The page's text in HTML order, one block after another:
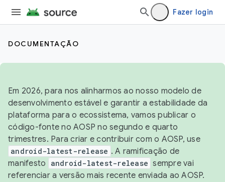
Fazer login
DOCUMENTAÇÃO
Em 2026, para nos alinharmos ao nosso modelo de
desenvolvimento estável e garantir a estabilidade da
plataforma para o ecossistema, vamos publicar o
código-fonte no AOSP no segundo e quarto
trimestres. Para criar e contribuir com o AOSP, use
android-latest-release . A ramificação de
manifesto
android-latest-release sempre vai
referenciar a versão mais recente enviada ao AOSP.